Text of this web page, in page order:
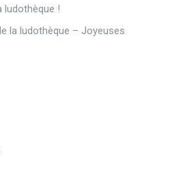
ludothèque !
la ludothèque – Joyeuses